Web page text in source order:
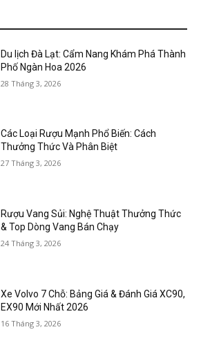
Du lịch Đà Lạt: Cẩm Nang Khám Phá Thành
Phố Ngàn Hoa 2026
28 Tháng 3, 2026
Các Loại Rượu Mạnh Phổ Biến: Cách
Thưởng Thức Và Phân Biệt
27 Tháng 3, 2026
Rượu Vang Sủi: Nghệ Thuật Thưởng Thức
& Top Dòng Vang Bán Chạy
24 Tháng 3, 2026
Xe Volvo 7 Chỗ: Bảng Giá & Đánh Giá XC90,
EX90 Mới Nhất 2026
16 Tháng 3, 2026